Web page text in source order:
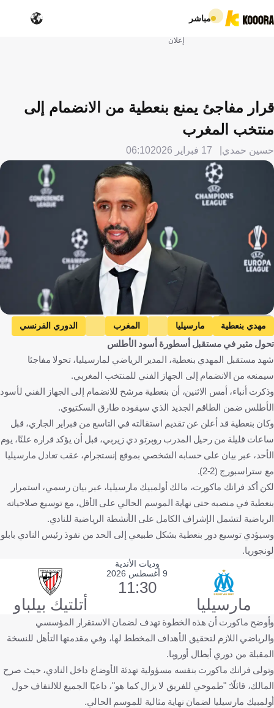
مباشر
إعلان
قرار مفاجئ يمنع بنعطية من الانضمام إلى
منتخب المغرب
حسين حمدي 17 فبراير 2026 06:10
Getty Images
مهدي بنعطية مارسيليا المغرب
الدوري الفرنسي
كأس العالم
المغرب فرنسا كرة قدم
تحول مثير في مستقبل أسطورة أسود الأطلس
شهد مستقبل المهدي بنعطية، المدير الرياضي لمارسيليا، تحولا مفاجئا
سيمنعه من الانضمام إلى الجهاز الفني للمنتخب المغربي.
وذكرت أنباء، أمس الاثنين، أن بنعطية مرشح للانضمام إلى الجهاز الفني لأسود
الأطلس ضمن الطاقم الجديد الذي سيقوده طارق السكتيوي.
وكان بنعطية قد أعلن عن تقديم استقالته في التاسع من فبراير الجاري، قبل
ساعات قليلة من رحيل المدرب روبرتو دي زيربي، قبل أن يؤكد قراره علنًا، يوم
الأحد، عبر بيان على حسابه الشخصي بموقع إنستجرام، عقب تعادل مارسيليا
مع ستراسبورج (2-2).
لكن أكد فرانك ماكورت، مالك أولمبيك مارسيليا، عبر بيان رسمي، استمرار
بنعطية في منصبه حتى نهاية الموسم الحالي على الأقل، مع توسيع صلاحياته
الرياضية لتشمل الإشراف الكامل على الأنشطة الرياضية للنادي.
وسيؤدي توسيع دور بنعطية بشكل طبيعي إلى الحد من نفوذ رئيس النادي بابلو
لونجوريا.
وديات الأندية
مارسيليا
9 أغسطس 2026
11:30
أتلتيك بيلباو
وأوضح ماكورت أن هذه الخطوة تهدف لضمان الاستقرار المؤسسي
والرياضي اللازم لتحقيق الأهداف المخطط لها، وفي مقدمتها التأهل للنسخة
المقبلة من دوري أبطال أوروبا.
وتولى فرانك ماكورت بنفسه مسؤولية تهدئة الأوضاع داخل النادي، حيث صرح
المالك، قائلًا: "طموحي للفريق لا يزال كما هو"، داعيًا الجميع للالتفاف حول
أولمبيك مارسيليا لضمان نهاية مثالية للموسم الحالي.